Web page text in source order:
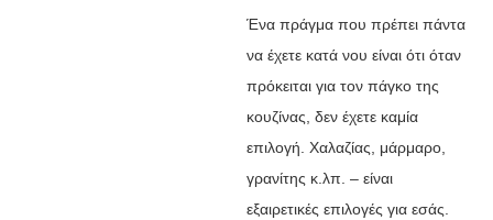
Ένα πράγμα που πρέπει πάντα
να έχετε κατά νου είναι ότι όταν
πρόκειται για τον πάγκο της
κουζίνας, δεν έχετε καμία
επιλογή. Χαλαζίας, μάρμαρο,
γρανίτης κ.λπ. – είναι
εξαιρετικές επιλογές για εσάς.